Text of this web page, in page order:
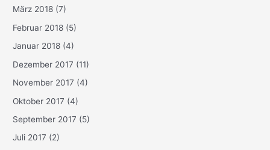
März 2018 (7)
Februar 2018 (5)
Januar 2018 (4)
Dezember 2017 (11)
November 2017 (4)
Oktober 2017 (4)
September 2017 (5)
Juli 2017 (2)